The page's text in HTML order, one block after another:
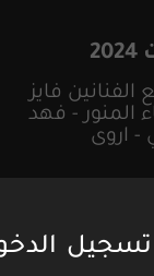
فايز
المنور - فهد
- اروى
تسجيل